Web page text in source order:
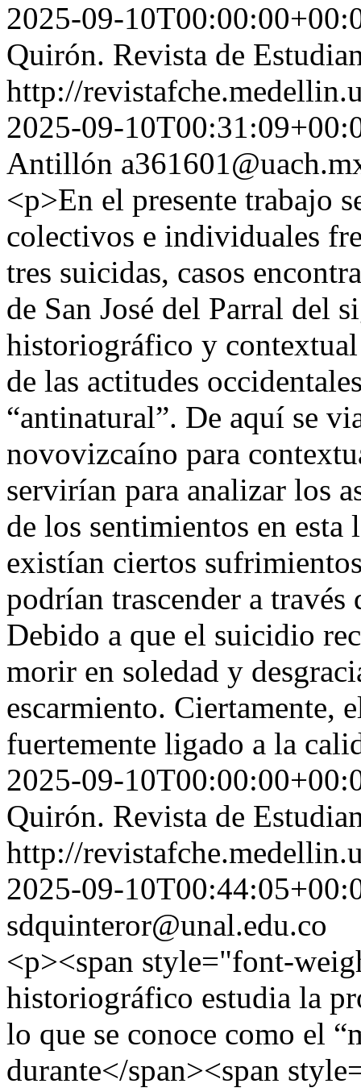
2025-09-
Quirón. Revista de
http://
2025-09-
Antillón
<p>En el presente trabajo
colectivos e individuales
tres suicidas, casos
de San José del Parral del
historiográfico y
de las actitudes
“antinatural”. De aquí se
novovizcaíno para
servirían para analizar los
de los sentimientos en
existían ciertos
podrían trascender a
Debido a que el suicidio
morir en soledad y
escarmiento. Ciertamente,
fuertemente ligado a la
2025-09-
Quirón. Revista de
http://
2025-09-
sdquinteror@unal.edu.co
<p><span style="font-
historiográfico estudia la
lo que se conoce como el
durante</span><span